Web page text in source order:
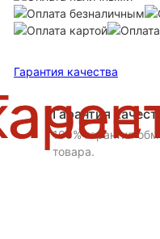
Гарантия качества
Гарантия
100% гарантия
товара.